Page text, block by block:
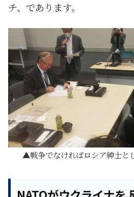
チ、であります。
戦争でなければロシア紳士と